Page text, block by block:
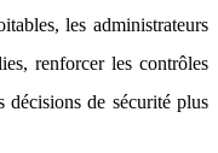
les administrateurs
renforcer les contrôles
décisions de sécurité plus